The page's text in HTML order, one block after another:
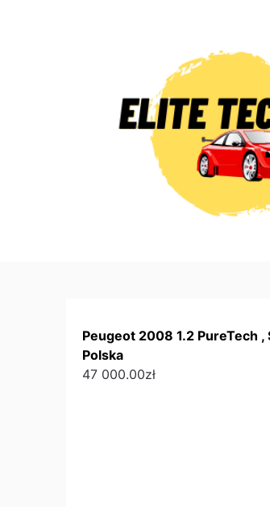
Peugeot 2008 1.2 PureTech ,
Polska
47 000.00zł